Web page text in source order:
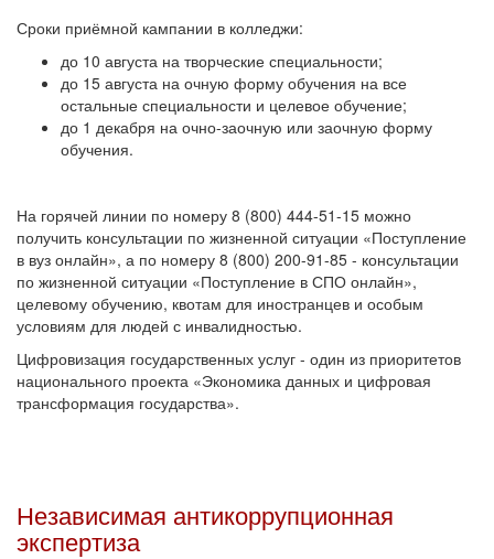
Сроки приёмной кампании в колледжи:
до 10 августа на творческие специальности;
до 15 августа на очную форму обучения на все
остальные специальности и целевое обучение;
до 1 декабря на очно-заочную или заочную форму
обучения.
На горячей линии по номеру 8 (800) 444-51-15 можно
получить консультации по жизненной ситуации «Поступление
в вуз онлайн», а по номеру 8 (800) 200-91-85 - консультации
по жизненной ситуации «Поступление в СПО онлайн»,
целевому обучению, квотам для иностранцев и особым
условиям для людей с инвалидностью.
Цифровизация государственных услуг - один из приоритетов
национального проекта «Экономика данных и цифровая
трансформация государства».
Независимая антикоррупционная
экспертиза